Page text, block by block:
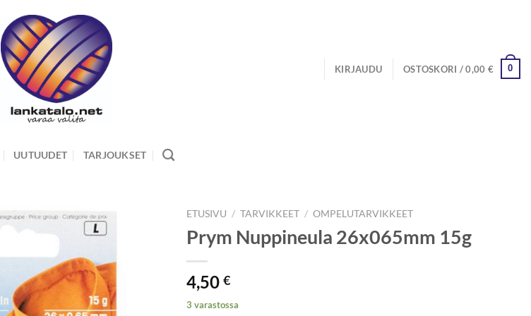
KIRJAUDU OSTOSKORI /0,00 € 0
UUTUUDET TARJOUKSET
ETUSIVU / TARVIKKEET / OMPELUTARVIKKEET
Prym Nuppineula 26x065mm 15g
4,50 €
3 varastossa